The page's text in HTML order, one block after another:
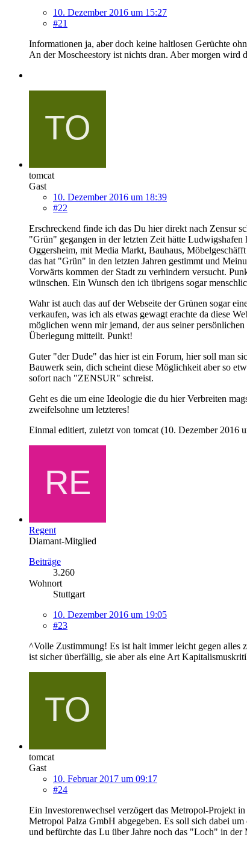
10. Dezember 2016 um 15:27
#21
Informationen ja, aber doch keine haltlosen Gerüchte
An der Moscheestory ist nichts dran. Aber morgen wird
tomcat
Gast
10. Dezember 2016 um 18:39
#22
Erschreckend finde ich das Du hier direkt nach Zensur
"Grün" gegangen in der letzten Zeit hätte
Oggersheim, mit Media Markt, Bauhaus,
das hat "Grün" in den letzten Jahren gestimmt und
Vorwärts kommen der Stadt zu verhindern versucht.
wünschen. Ein Wunsch den ich übrigens sogar
Wahr ist auch das auf der Webseite der Grünen sogar
verkaufen, was ich als etwas gewagt erachte da diese
möglichen wenn mir jemand, der aus seiner
Überlegung mitteilt. Punkt!
Guter "der Dude" das hier ist ein Forum, hier soll man
Bauwerk sein, dich scheint diese Möglichkeit aber so
sofort nach "ZENSUR" schreist.
Geht es die um eine Ideologie die du hier Verbreiten
zweifelsohne um letzteres!
Einmal editiert, zuletzt von tomcat (10. Dezember 2016
Regent
Diamant-Mitglied
Beiträge
3.260
Wohnort
Stuttgart
10. Dezember 2016 um 19:05
#23
^Volle Zustimmung! Es ist halt immer leicht gegen alles
ist sicher überfällig, sie aber als eine Art
tomcat
Gast
10. Februar 2017 um 09:17
#24
Ein Investorenwechsel verzögert das Metropol-Projekt
Metropol Palza GmbH abgegeben. Es soll sich dabei
und befürchte das Lu über Jahre noch das "Loch" in